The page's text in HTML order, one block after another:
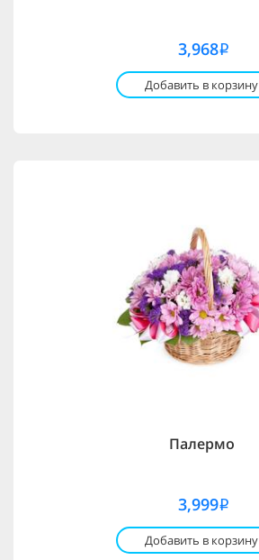
3,968i
Добавить в корзину
Палермо
3,999i
Добавить в корзину